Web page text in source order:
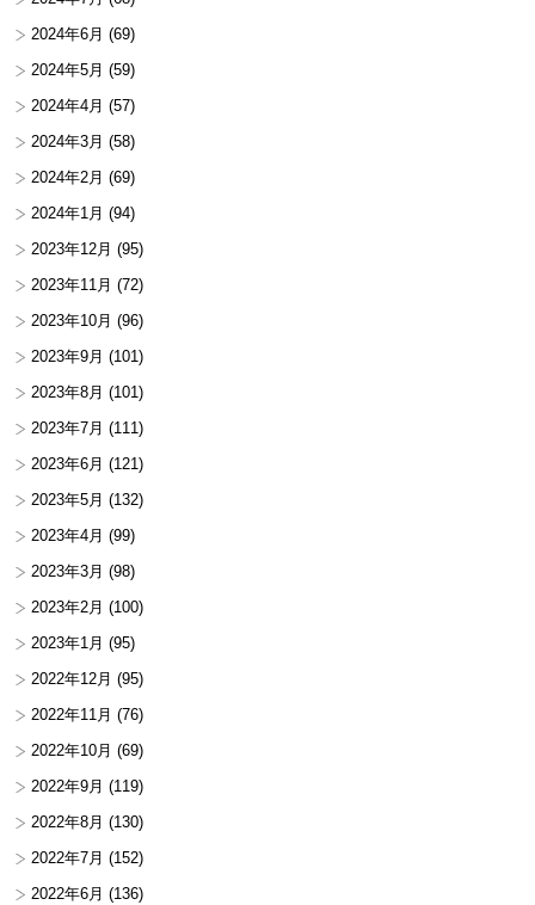
2024年6月 (69)
2024年5月 (59)
2024年4月 (57)
2024年3月 (58)
2024年2月 (69)
2024年1月 (94)
2023年12月 (95)
2023年11月 (72)
2023年10月 (96)
2023年9月 (101)
2023年8月 (101)
2023年7月 (111)
2023年6月 (121)
2023年5月 (132)
2023年4月 (99)
2023年3月 (98)
2023年2月 (100)
2023年1月 (95)
2022年12月 (95)
2022年11月 (76)
2022年10月 (69)
2022年9月 (119)
2022年8月 (130)
2022年7月 (152)
2022年6月 (136)